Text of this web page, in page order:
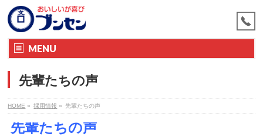
MENU
先輩たちの声
HOME » 採用情報 » 先輩たちの声
先輩たちの声